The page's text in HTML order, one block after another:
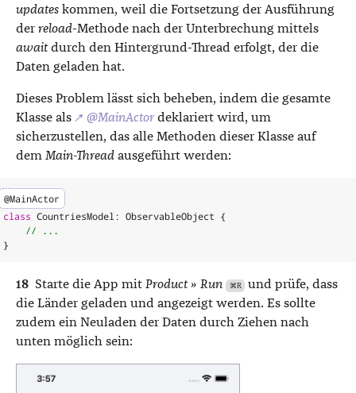
updates kommen, weil die Fortsetzung der Ausführung
der reload-Methode nach der Unterbrechung mittels
awaitdurch den Hintergrund-Thread erfolgt, der die
Daten geladen hat.
Dieses Problem lässt sich beheben, indem die gesamte
Klasse als ↗ @MainActordeklariert wird, um
sicherzustellen, das alle Methoden dieser Klasse auf
dem Main-Thread ausgeführt werden:
@MainActor
class CountriesModel : ObservableObject {
// ...
}
Starte die App mit Product » Run ⌘R
und prüfe, dass
die Länder geladen und angezeigt werden. Es sollte
zudem ein Neuladen der Daten durch Ziehen nach
unten möglich sein: